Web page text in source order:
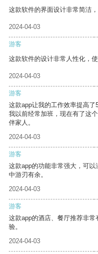
这款软件的界面设计非常简洁，
2024-04-03
游客
这款软件的设计非常人性化，使
2024-04-03
游客
这款app让我的工作效率提高了
我以前经常加班，现在有了这
伴家人。
2024-04-03
游客
这款app的功能非常强大，可
中游刃有余。
2024-04-03
游客
这款app的酒店、餐厅推荐非
验。
2024-04-03